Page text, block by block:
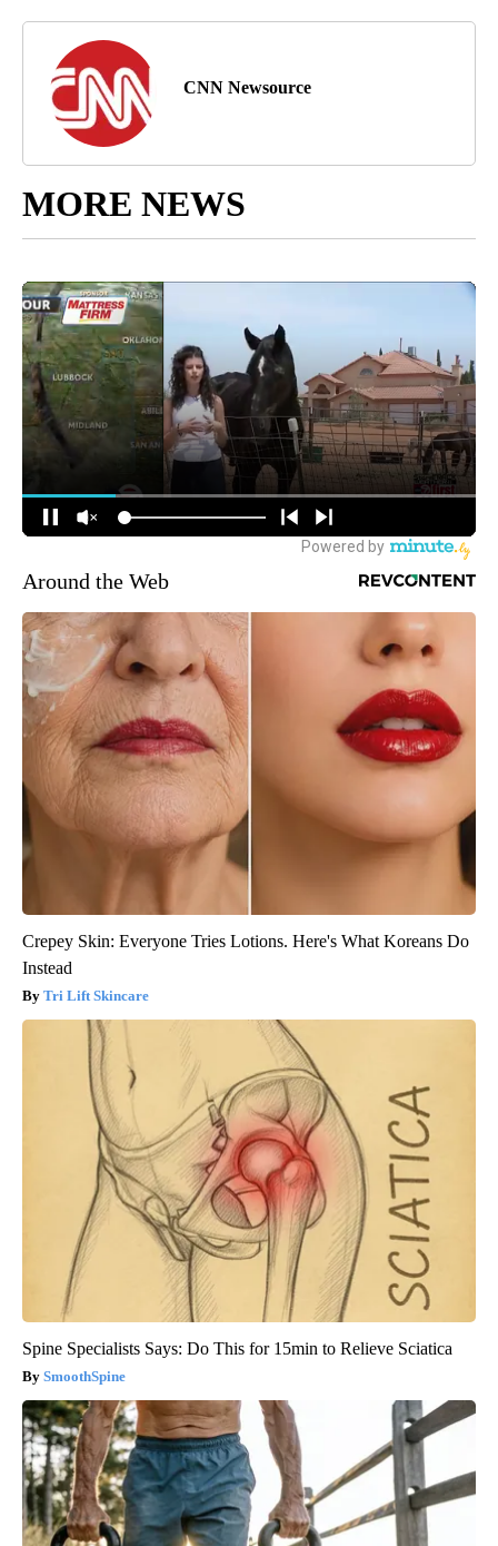
CNN Newsource
MORE NEWS
Around the Web
Crepey Skin: Everyone Tries Lotions. Here's What Koreans Do
Instead
Tri Lift Skincare
Spine Specialists Says: Do This for 15min to Relieve Sciatica
SmoothSpine